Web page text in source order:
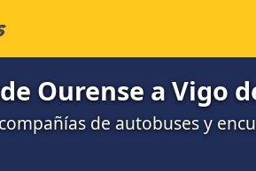
Ourense a Vigo
de autobuses y